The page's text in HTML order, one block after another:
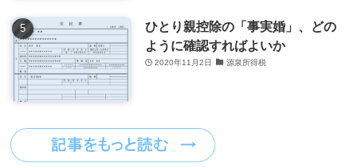
ひとり親控除の「事実婚」、どの
ように確認すればよいか
2020年11月2日 源泉所得税